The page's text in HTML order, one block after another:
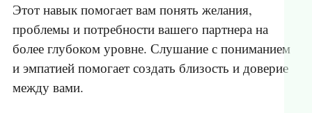
Этот навык помогает вам понять желания,
проблемы и потребности вашего партнера на
более глубоком уровне. Слушание с пониманием
и эмпатией помогает создать близость и доверие
между вами.